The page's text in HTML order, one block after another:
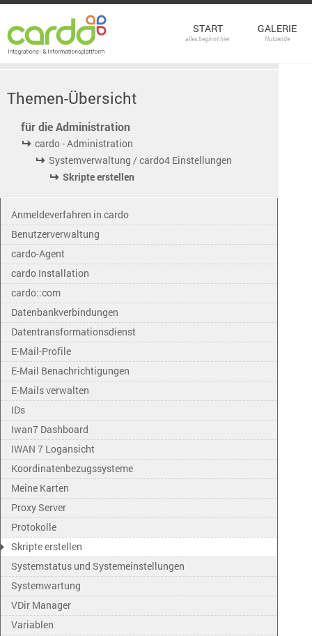
START
alles beginnt hier
GALERIE
Nutzende
Themen-Übersicht
für die Administration
cardo - Administration
Systemverwaltung / cardo4 Einstellungen
Skripte erstellen
Anmeldeverfahren in cardo
Benutzerverwaltung
cardo-Agent
cardo Installation
cardo::com
Datenbankverbindungen
Datentransformationsdienst
E-Mail-Profile
E-Mail Benachrichtigungen
E-Mails verwalten
IDs
Iwan7 Dashboard
IWAN 7 Logansicht
Koordinatenbezugssysteme
Meine Karten
Proxy Server
Protokolle
Skripte erstellen
Systemstatus und Systemeinstellungen
Systemwartung
VDir Manager
Variablen